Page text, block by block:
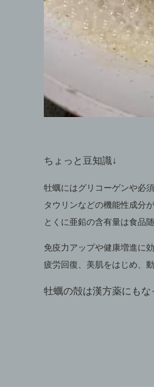
ちょっと豆知識↓
牡蠣にはグリコーゲンや必
タウリンなどの機能性成分
とくに亜鉛の含有量は食品
免疫力アップや健康増進に効
疲労回復、美肌をはじめ、
牡蠣の殻は漢方薬にも